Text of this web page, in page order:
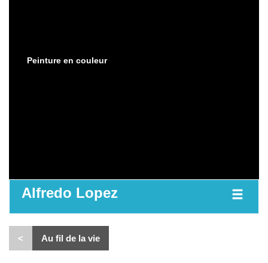
Peinture en couleur
Alfredo Lopez
< Au fil de la vie